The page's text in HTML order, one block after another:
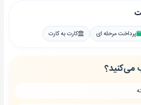
پرداخت مرحله ای کارت به کارت
می‌کنید؟